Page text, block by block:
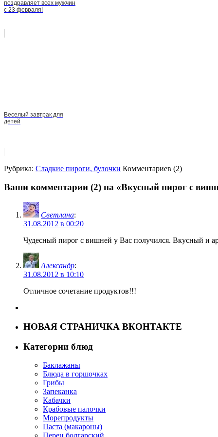
поздравляет всех мужчин
с 23 февраля!
Веселый завтрак для
детей
Рубрика: Сладкие пироги, булочки Комментариев (2)
Ваши комментарии (2) на «Вкусный пирог с
Светлана:
31.08.2012 в 00:20
Чудесный пирог с вишней у Вас получился. Вкусный и
Александр:
31.08.2012 в 10:10
Отличное сочетание продуктов!!!
НОВАЯ СТРАНИЧКА ВКОНТАКТЕ
Категории блюд
Баклажаны
Блюда в горшочках
Грибы
Запеканка
Кабачки
Крабовые палочки
Морепродукты
Паста (макароны)